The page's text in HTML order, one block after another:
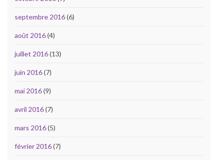
septembre 2016(6)
août 2016(4)
juillet 2016(13)
juin 2016(7)
mai 2016(9)
avril 2016(7)
mars 2016(5)
février 2016(7)